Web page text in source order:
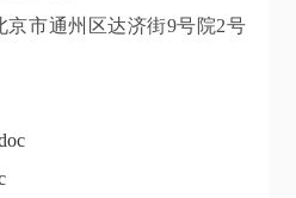
市通州区达济街9号院2号